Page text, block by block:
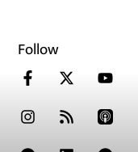
Follow